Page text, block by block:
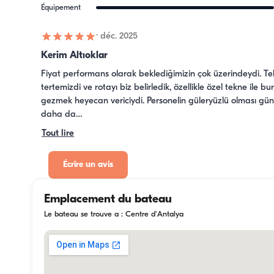
Équipement
·déc. 2025
Kerim Altıoklar
Fiyat performans olarak beklediğimizin çok üzerindeydi.
tertemizdi ve rotayı biz belirledik, özellikle özel tekne ile
gezmek heyecan vericiydi. Personelin güleryüzlü olması
daha da…
Tout lire
Écrire un avis
Emplacement du bateau
Le bateau se trouve a : Centre d'Antalya